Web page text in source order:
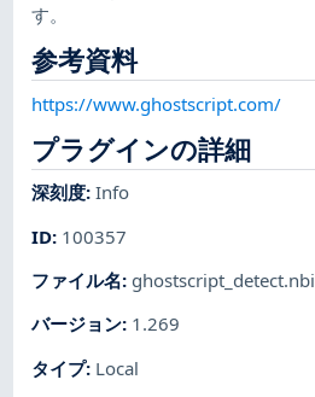
す。
参考資料
https://www.ghostscript.com/
プラグインの詳細
深刻度:Info
ID: 100357
ファイル名:
バージョン: 1.269
タイプ: Local